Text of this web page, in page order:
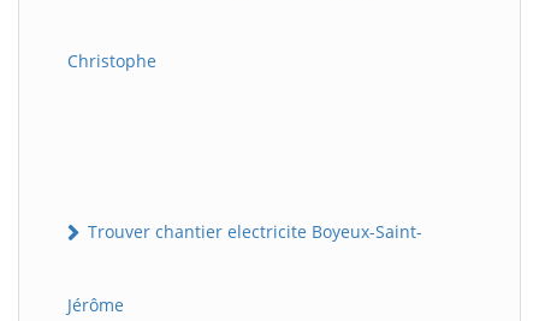
Christophe
Trouver chantier electricite Boyeux-Saint-
Jérôme